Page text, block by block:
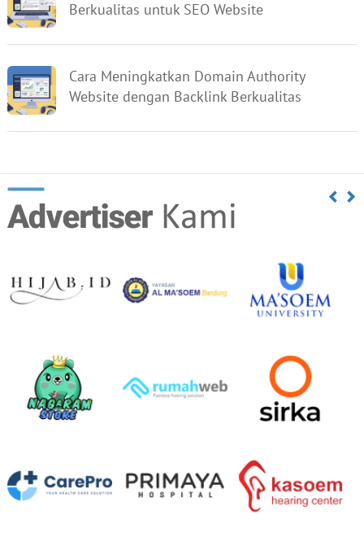
Berkualitas untuk SEO Website
Cara Meningkatkan Domain Authority
Website dengan Backlink Berkualitas